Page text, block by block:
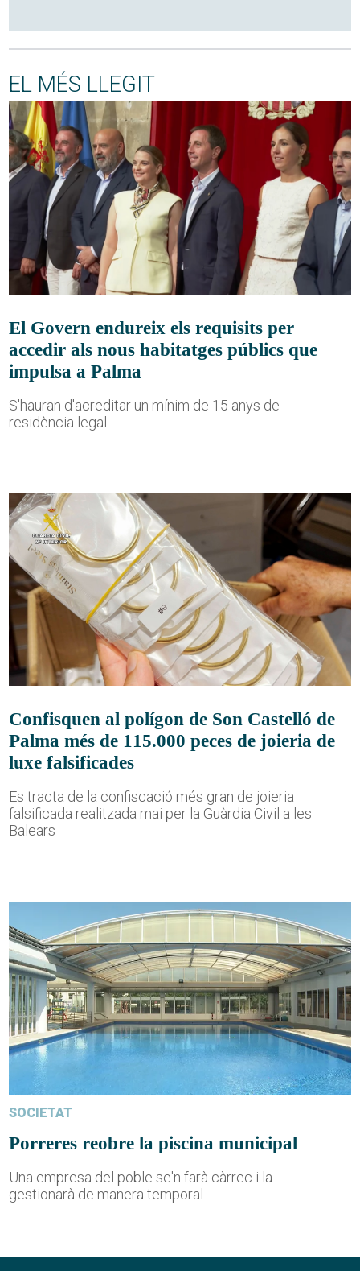
EL MÉS LLEGIT
El Govern endureix els requisits per
accedir als nous habitatges públics que
impulsa a Palma
S'hauran d'acreditar un mínim de 15 anys de
residència legal
Confisquen al polígon de Son Castelló de
Palma més de 115.000 peces de joieria de
luxe falsificades
Es tracta de la confiscació més gran de joieria
falsificada realitzada mai per la Guàrdia Civil a les
Balears
SOCIETAT
Porreres reobre la piscina municipal
Una empresa del poble se'n farà càrrec i la
gestionarà de manera temporal